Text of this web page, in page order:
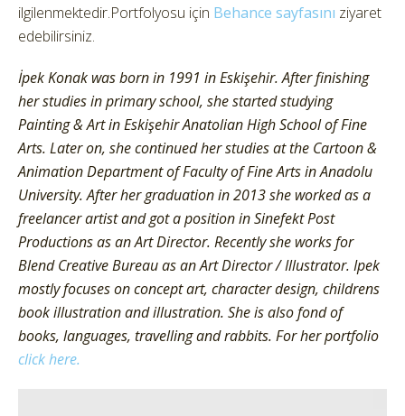
ilgilenmektedir.Portfolyosu için Behance sayfasını ziyaret
edebilirsiniz.
İpek Konak was born in 1991 in Eskişehir. After finishing
her studies in primary school, she started studying
Painting & Art in Eskişehir Anatolian High School of Fine
Arts. Later on, she continued her studies at the Cartoon &
Animation Department of Faculty of Fine Arts in Anadolu
University. After her graduation in 2013 she worked as a
freelancer artist and got a position in Sinefekt Post
Productions as an Art Director. Recently she works for
Blend Creative Bureau as an Art Director / Illustrator. Ipek
mostly focuses on concept art, character design, childrens
book illustration and illustration. She is also fond of
books, languages, travelling and rabbits. For her portfolio
click here.